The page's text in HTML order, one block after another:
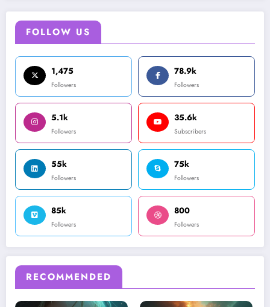
FOLLOW US
1,475
Followers
78.9k
Followers
5.1k
Followers
35.6k
Subscribers
55k
Followers
75k
Followers
85k
Followers
800
Followers
RECOMMENDED